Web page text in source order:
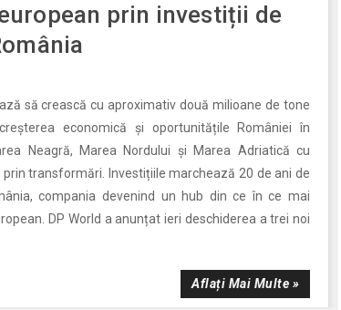
prin investiții de
să crească cu aproximativ două milioane de tone
economică și oportunitățile României în
Neagră, Marea Nordului și Marea Adriatică cu
transformări. Investițiile marchează 20 de ani de
compania devenind un hub din ce în ce mai
DP World a anunțat ieri deschiderea a trei noi
Aflați Mai Multe »